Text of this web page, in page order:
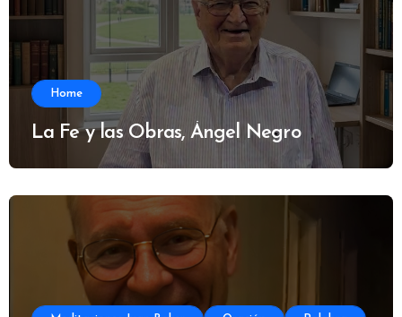
Home
La Fe y las Obras, Ángel Negro